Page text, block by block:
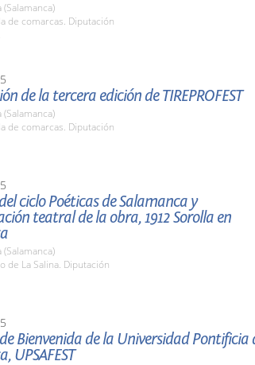
(Salamanca)
de comarcas. Diputación
de la tercera edición de TIREPROFEST
(Salamanca)
de comarcas. Diputación
ciclo Poéticas de Salamanca y
teatral de la obra, 1912 Sorolla en
(Salamanca)
de La Salina. Diputación
Bienvenida de la Universidad Pontificia
UPSAFEST